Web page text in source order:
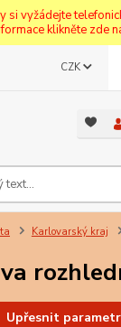
si vyžádejte
klikněte zde
CZK
Karlovarský kraj
Upřesnit